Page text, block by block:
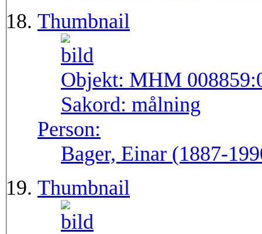
Thumbnail
Objekt: MHM
Sakord: målning
Person:
Bager, Einar (1887-
Thumbnail